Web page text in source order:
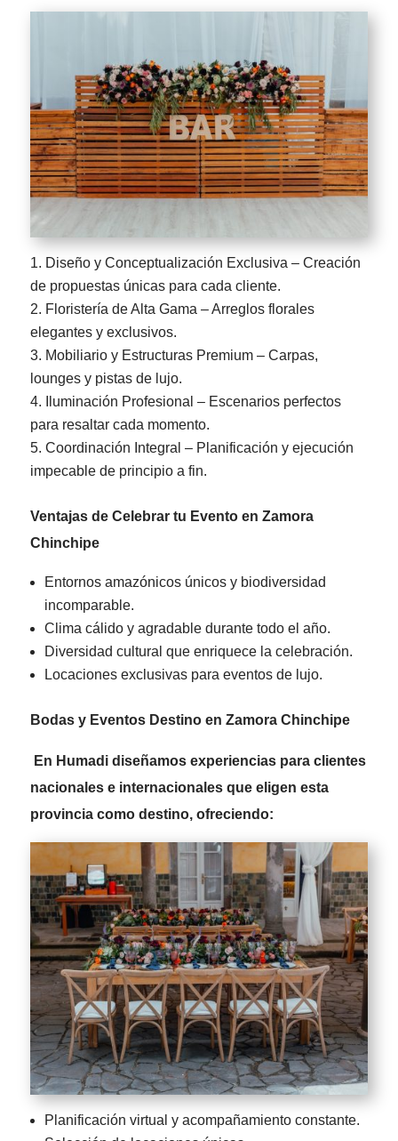
Diseño y Conceptualización Exclusiva – Creación
de propuestas únicas para cada cliente.
Floristería de Alta Gama – Arreglos florales
elegantes y exclusivos.
Mobiliario y Estructuras Premium – Carpas,
lounges y pistas de lujo.
Iluminación Profesional – Escenarios perfectos
para resaltar cada momento.
Coordinación Integral – Planificación y ejecución
impecable de principio a fin.
Ventajas de Celebrar tu Evento en Zamora
Chinchipe
Entornos amazónicos únicos y biodiversidad
incomparable.
Clima cálido y agradable durante todo el año.
Diversidad cultural que enriquece la celebración.
Locaciones exclusivas para eventos de lujo.
Bodas y Eventos Destino en Zamora Chinchipe
En Humadi diseñamos experiencias para clientes
nacionales e internacionales que eligen esta
provincia como destino, ofreciendo:
Planificación virtual y acompañamiento constante.